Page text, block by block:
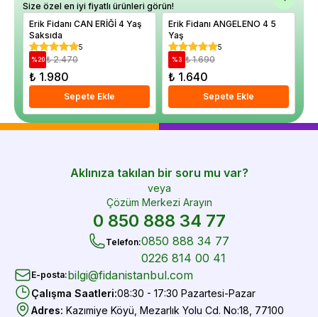
Size özel en iyi fiyatlı ürünleri görün!
Erik Fidanı CAN ERİĞİ 4 Yaş
Saksıda
5
%20 ₺ 2.470
₺ 1.980
Sepete Ekle
Erik Fidanı ANGELENO 4 5
Yaş
5
%3 ₺ 1.690
₺ 1.640
Sepete Ekle
Aklınıza takılan bir soru mu var?
veya
Çözüm Merkezi Arayın
0 850 888 34 77
Telefon:0850 888 34 77
0226 814 00 41
E-posta:bilgi@fidanistanbul.com
Çalışma Saatleri:08:30 - 17:30 Pazartesi-Pazar
Adres: Kazımiye Köyü, Mezarlık Yolu Cd. No:18, 77100